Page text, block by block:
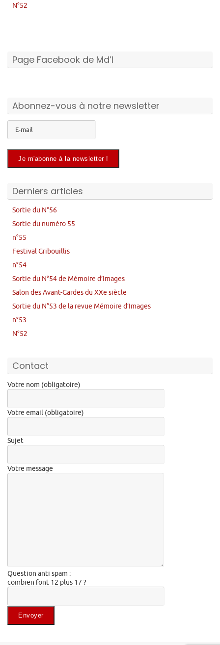
N°52
Page Facebook de Md’I
Abonnez-vous à notre newsletter
Derniers articles
Sortie du N°56
Sortie du numéro 55
n°55
Festival Gribouillis
n°54
Sortie du N°54 de Mémoire d’Images
Salon des Avant-Gardes du XXe siècle
Sortie du N°53 de la revue Mémoire d’Images
n°53
N°52
Contact
Votre nom (obligatoire)
Votre email (obligatoire)
Sujet
Votre message
Question anti spam :
combien font 12 plus 17 ?